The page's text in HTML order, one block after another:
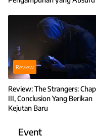
Review
Review: The Strangers:
III, Conclusion Yang Berikan
Kejutan Baru
Event